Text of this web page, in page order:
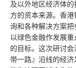
及以外地区经济体
方的资本来源。香
询和各种解决方案
以绿色金融作发展
的目标。这次研讨
带一路』沿线的经